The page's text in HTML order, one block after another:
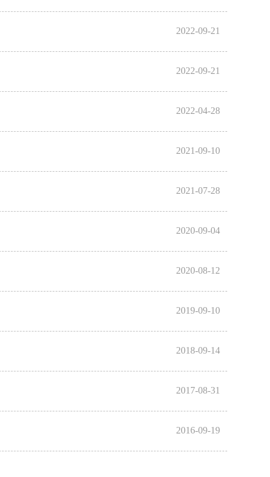
2022-09-21
2022-09-21
2022-04-28
2021-09-10
2021-07-28
2020-09-04
2020-08-12
2019-09-10
2018-09-14
2017-08-31
2016-09-19